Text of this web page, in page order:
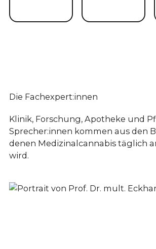
Die Fachexpert:innen
Klinik, Forschung, Apotheke und
Sprecher:innen kommen aus den
denen Medizinalcannabis täglich
wird.